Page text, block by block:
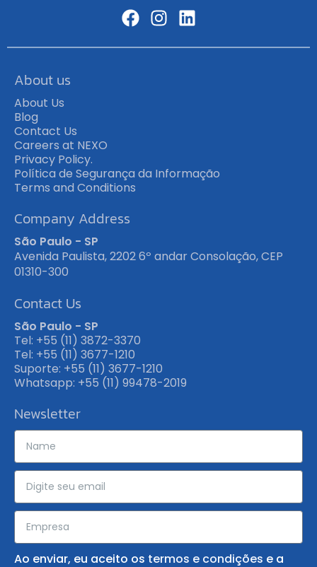
About us
About Us
Blog
Contact Us
Careers at NEXO
Privacy Policy.
Política de Segurança da Informação
Terms and Conditions
Company Address
São Paulo - SP
Avenida Paulista, 2202 6º andar Consolação, CEP
01310-300
Contact Us
São Paulo - SP
Tel: +55 (11) 3872-3370
Tel: +55 (11) 3677-1210
Suporte: +55 (11) 3677-1210
Whatsapp: +55 (11) 99478-2019
Newsletter
Ao enviar, eu aceito os termos e condições e a